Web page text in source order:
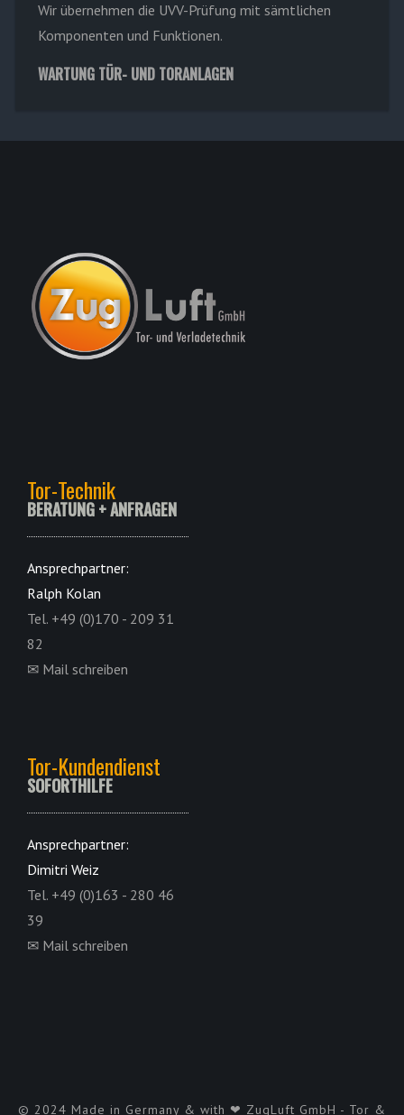
Wir übernehmen die UVV-Prüfung mit sämtlichen
Komponenten und Funktionen.
WARTUNG TÜR- UND TORANLAGEN
Tor-Technik
BERATUNG + ANFRAGEN
Ansprechpartner:
Ralph Kolan
Tel. +49 (0)170 - 209 31
82
✉ Mail schreiben
Tor-Kundendienst
SOFORTHILFE
Ansprechpartner:
Dimitri Weiz
Tel. +49 (0)163 - 280 46
39
✉ Mail schreiben
© 2024 Made in Germany & with ❤ ZugLuft GmbH - Tor &